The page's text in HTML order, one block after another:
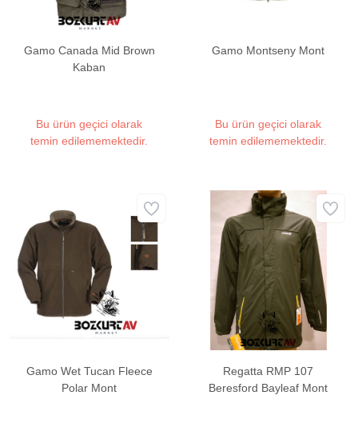
Gamo Canada Mid Brown
Kaban
Bu ürün geçici olarak
temin edilememektedir.
Gamo Montseny Mont
Bu ürün geçici olarak
temin edilememektedir.
Gamo Wet Tucan Fleece
Polar Mont
Regatta RMP 107
Beresford Bayleaf Mont